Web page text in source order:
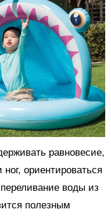
равновесие,
ориентироваться
воды из
полезным